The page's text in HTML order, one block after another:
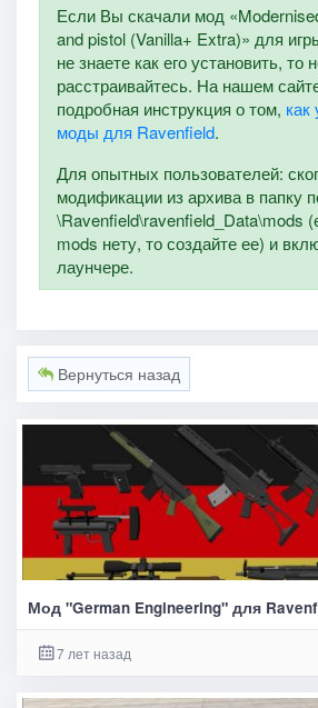
Если Вы скачали мод
and pistol (Vanilla+ Extra)» для
не знаете как его установить, то
расстраивайтесь. На нашем
подробная инструкция о том, как
моды для Ravenfield.
Для опытных пользователей:
модификации из архива в папку
\Ravenfield\ravenfield_Data\mods
mods нету, то создайте ее) и
лаунчере.
Вернуться назад
Мод "German Engineering" для
7 лет назад